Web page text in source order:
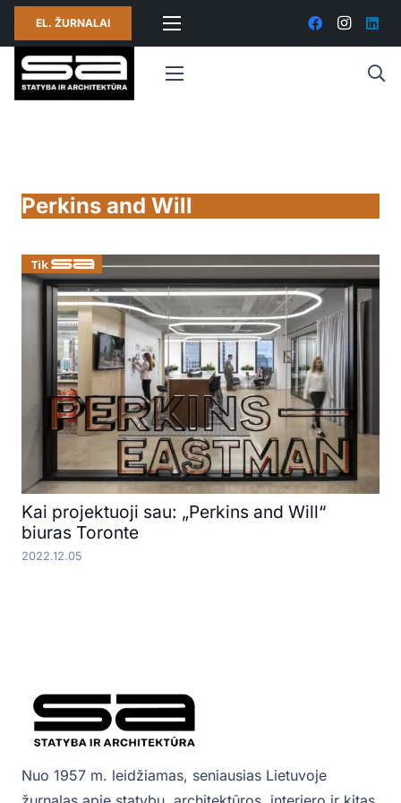
EL. ŽURNALAI
Perkins and Will
Kai projektuoji sau: „Perkins and Will“
biuras Toronte
2022.12.05
Nuo 1957 m. leidžiamas, seniausias Lietuvoje